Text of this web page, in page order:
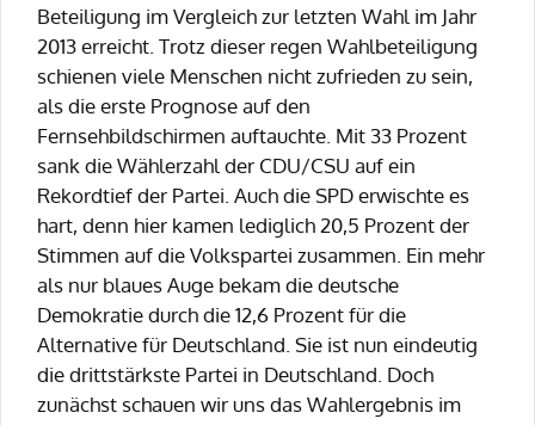
Beteiligung im Vergleich zur letzten Wahl im Jahr
2013 erreicht. Trotz dieser regen Wahlbeteiligung
schienen viele Menschen nicht zufrieden zu sein,
als die erste Prognose auf den
Fernsehbildschirmen auftauchte. Mit 33 Prozent
sank die Wählerzahl der CDU/CSU auf ein
Rekordtief der Partei. Auch die SPD erwischte es
hart, denn hier kamen lediglich 20,5 Prozent der
Stimmen auf die Volkspartei zusammen. Ein mehr
als nur blaues Auge bekam die deutsche
Demokratie durch die 12,6 Prozent für die
Alternative für Deutschland. Sie ist nun eindeutig
die drittstärkste Partei in Deutschland. Doch
zunächst schauen wir uns das Wahlergebnis im